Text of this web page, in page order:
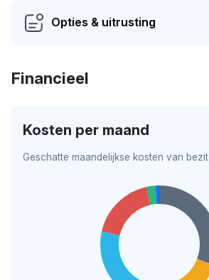
Opties & uitrusting
Financieel
Kosten per maand
Geschatte maandelijkse kosten van bezit